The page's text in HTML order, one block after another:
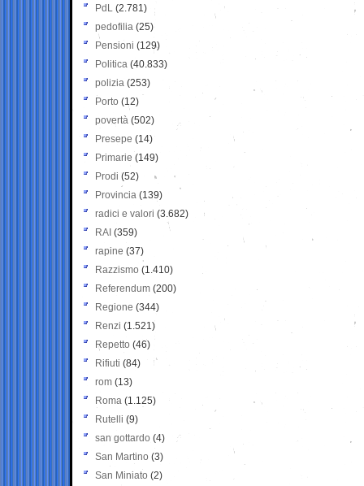
PdL (2.781)
pedofilia (25)
Pensioni (129)
Politica (40.833)
polizia (253)
Porto (12)
povertà (502)
Presepe (14)
Primarie (149)
Prodi (52)
Provincia (139)
radici e valori (3.682)
RAI (359)
rapine (37)
Razzismo (1.410)
Referendum (200)
Regione (344)
Renzi (1.521)
Repetto (46)
Rifiuti (84)
rom (13)
Roma (1.125)
Rutelli (9)
san gottardo (4)
San Martino (3)
San Miniato (2)